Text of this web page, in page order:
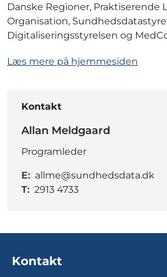
Danske Regioner, Praktiserende
Organisation,
Digitaliseringsstyrelsen og
Læs mere på hjemmesiden
Kontakt
Allan Meldgaard
Programleder
E: allme@sundhedsdata.dk
T: 2913 4733
Kontakt